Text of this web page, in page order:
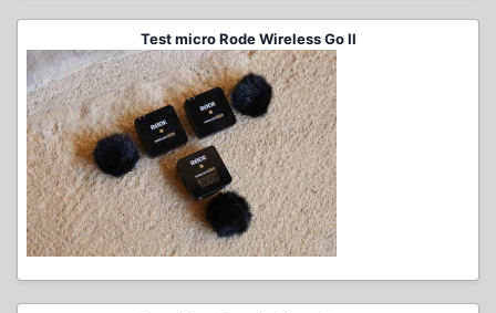
Test micro Rode Wireless Go II